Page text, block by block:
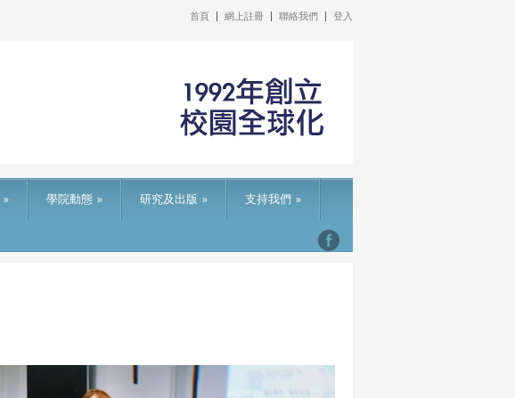
首頁 網上註冊 聯絡我們 登入
» 學院動態 » 研究及出版 » 支持我們 »